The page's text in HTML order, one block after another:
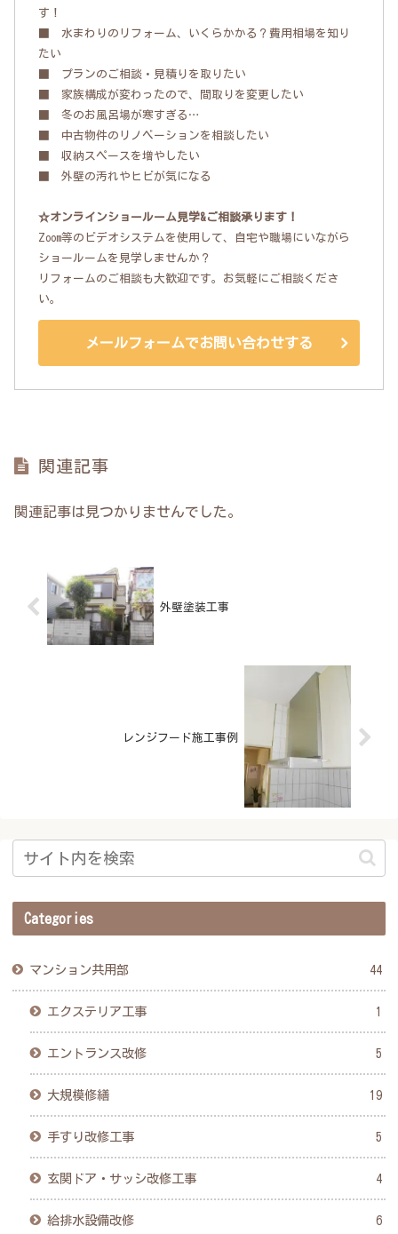
す！
■ 水まわりのリフォーム、いくらかかる？費用相場を知り
たい
■ プランのご相談・見積りを取りたい
■ 家族構成が変わったので、間取りを変更したい
■ 冬のお風呂場が寒すぎる…
■ 中古物件のリノベーションを相談したい
■ 収納スペースを増やしたい
■ 外壁の汚れやヒビが気になる
☆オンラインショールーム見学&ご相談承ります！
Zoom等のビデオシステムを使用して、自宅や職場にいながら
ショールームを見学しませんか？
リフォームのご相談も大歓迎です。お気軽にご相談くださ
い。
メールフォームでお問い合わせする
関連記事
関連記事は見つかりませんでした。
外壁塗装工事
レンジフード施工事例
Categories
マンション共用部 44
エクステリア工事 1
エントランス改修 5
大規模修繕 19
手すり改修工事 5
玄関ドア・サッシ改修工事 4
給排水設備改修 6